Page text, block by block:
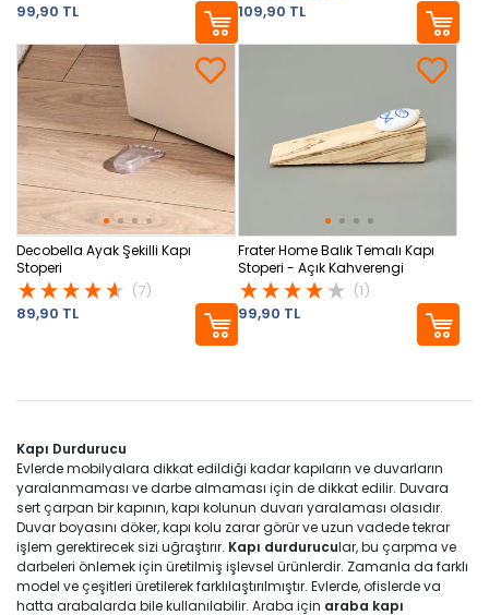
99,90 TL
109,90 TL
Decobella Ayak Şekilli Kapı
Stoperi
(7)
89,90 TL
Frater Home Balık Temalı Kapı
Stoperi - Açık Kahverengi
(1)
99,90 TL
Kapı Durdurucu
Evlerde mobilyalara dikkat edildiği kadar kapıların ve duvarların
yaralanmaması ve darbe almaması için de dikkat edilir. Duvara
sert çarpan bir kapının, kapı kolunun duvarı yaralaması olasıdır.
Duvar boyasını döker, kapı kolu zarar görür ve uzun vadede tekrar
işlem gerektirecek sizi uğraştırır. Kapı durdurucular, bu çarpma ve
darbeleri önlemek için üretilmiş işlevsel ürünlerdir. Zamanla da farklı
model ve çeşitleri üretilerek farklılaştırılmıştır. Evlerde, ofislerde va
hatta arabalarda bile kullanılabilir. Araba için araba kapı